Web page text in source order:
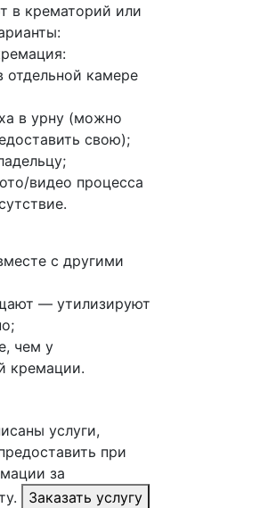
в крематорий или
отдельной камере
в урну (можно
свою);
видео процесса
с другими
— утилизируют
чем у
кремации.
услуги,
при
за
Заказать услугу